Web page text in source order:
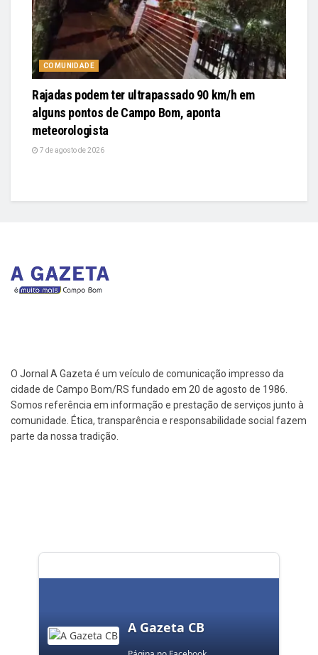
COMUNIDADE
Rajadas podem ter ultrapassado 90 km/h em
alguns pontos de Campo Bom, aponta
meteorologista
7 de agosto de 2026
O Jornal A Gazeta é um veículo de comunicação impresso da
cidade de Campo Bom/RS fundado em 20 de agosto de 1986.
Somos referência em informação e prestação de serviços junto à
comunidade. Ética, transparência e responsabilidade social fazem
parte da nossa tradição.
A Gazeta CB